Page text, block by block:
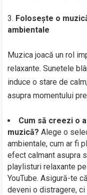
Folosește o
ambientale
Muzica joacă un rol
relaxante. Sunetele
induce o stare de
asupra momentului
Cum să creezi o
muzică? Alege o
ambientale, cum ar fi
efect calmant asupra
playlisturi relaxante
YouTube. Asigură-te
deveni o distragere,